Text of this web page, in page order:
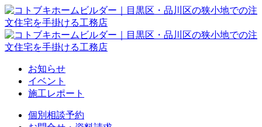
お知らせ
イベント
施工レポート
個別相談予約